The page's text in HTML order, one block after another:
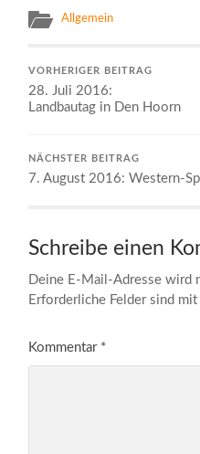
Allgemein
VORHERIGER BEITRAG
28. Juli 2016:
Landbautag in Den Hoorn
NÄCHSTER BEITRAG
7. August 2016: Western-
Schreibe einen
Deine E-Mail-Adresse wird
Erforderliche Felder sind mit
Kommentar *